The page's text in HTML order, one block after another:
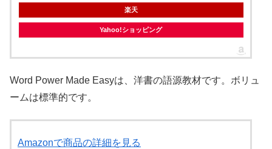
楽天
Yahoo!ショッピング
Word Power Made Easyは、洋書の語源教材です。ボリュ
ームは標準的です。
Amazonで商品の詳細を見る